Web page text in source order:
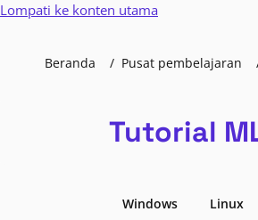
Lompati ke konten utama
Beranda Pusat pembelajaran
Tutorial
Windows Linux